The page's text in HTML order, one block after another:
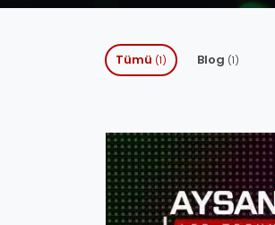
Tümü (1) Blog (1)